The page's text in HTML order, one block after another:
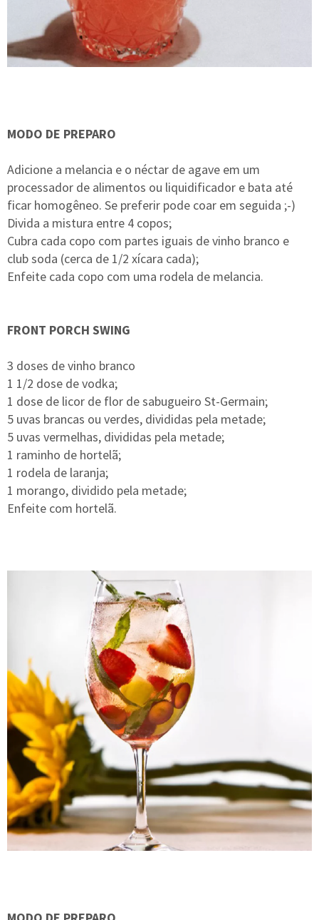
MODO DE PREPARO
Adicione a melancia e o néctar de agave em um
processador de alimentos ou liquidificador e bata até
ficar homogêneo. Se preferir pode coar em seguida ;-)
Divida a mistura entre 4 copos;
Cubra cada copo com partes iguais de vinho branco e
club soda (cerca de 1/2 xícara cada);
Enfeite cada copo com uma rodela de melancia.
FRONT PORCH SWING
3 doses de vinho branco
1 1/2 dose de vodka;
1 dose de licor de flor de sabugueiro St-Germain;
5 uvas brancas ou verdes, divididas pela metade;
5 uvas vermelhas, divididas pela metade;
1 raminho de hortelã;
1 rodela de laranja;
1 morango, dividido pela metade;
Enfeite com hortelã.